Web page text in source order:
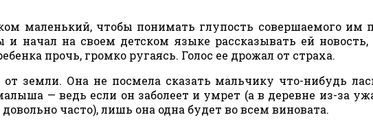
маленький, чтобы понимать глупость совершаемого им
начал на своем детском языке рассказывать ей новость,
прочь, громко ругаясь. Голос ее дрожал от страха.
земли. Она не посмела сказать мальчику что-нибудь
— ведь если он заболеет и умрет (а в деревне из-за
часто), лишь она одна будет во всем виновата.